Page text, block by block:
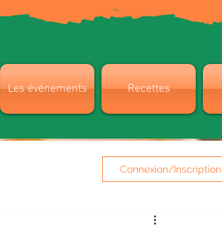
Les événements Recettes
Connexion/Inscription